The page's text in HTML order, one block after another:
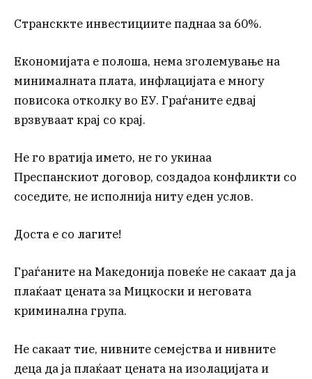
Странсккте инвестициите паднаа за 60%.
Економијата е полоша, нема зголемување на
минималната плата, инфлацијата е многу
повисока отколку во ЕУ. Граѓаните едвај
врзвуваат крај со крај.
Не го вратија името, не го укинаа
Преспанскиот договор, создадоа конфликти со
соседите, не исполнија ниту еден услов.
Доста е со лагите!
Граѓаните на Македонија повеќе не сакаат да ја
плаќаат цената за Мицкоски и неговата
криминална група.
Не сакаат тие, нивните семејства и нивните
деца да ја плаќаат цената на изолацијата и